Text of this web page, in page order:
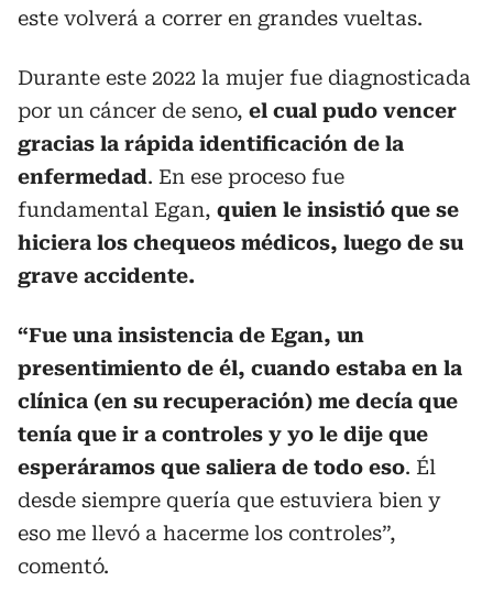
este volverá a correr en grandes vueltas.
Durante este 2022 la mujer fue diagnosticada
por un cáncer de seno, el cual pudo vencer
gracias la rápida identificación de la
enfermedad. En ese proceso fue
fundamental Egan, quien le insistió que se
hiciera los chequeos médicos, luego de su
grave accidente.
“Fue una insistencia de Egan, un
presentimiento de él, cuando estaba en la
clínica (en su recuperación) me decía que
tenía que ir a controles y yo le dije que
esperáramos que saliera de todo eso. Él
desde siempre quería que estuviera bien y
eso me llevó a hacerme los controles”,
comentó.